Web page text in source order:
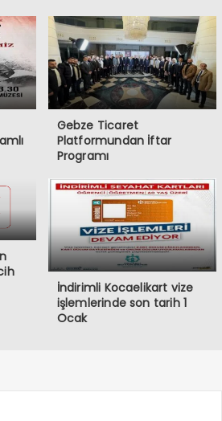
Gebze Ticaret
Platformundan İftar
Programı
İndirimli Kocaelikart vize
işlemlerinde son tarih 1
Ocak